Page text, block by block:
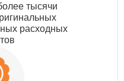
тысячи
расходных